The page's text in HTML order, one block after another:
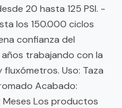
20 hasta 125 PSI. -
los 150.000 ciclos
confianza del
trabajando con la
Uso: Taza
Acabado:
Meses Los productos